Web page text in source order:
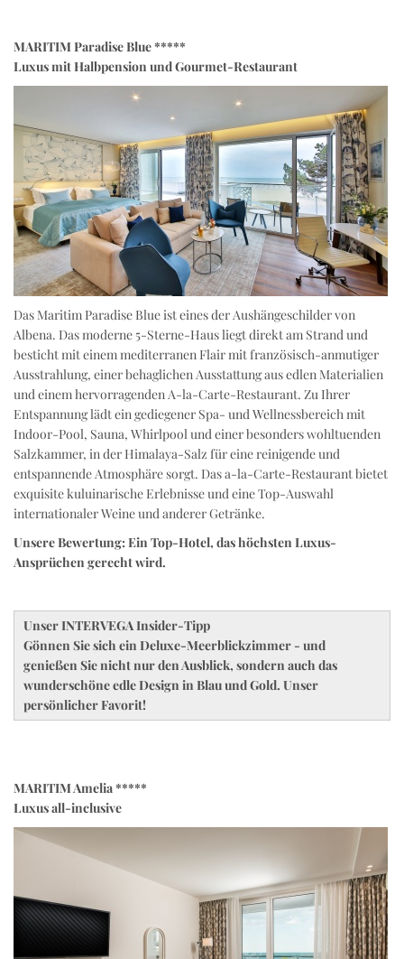
MARITIM Paradise Blue *****
Luxus mit Halbpension und Gourmet-Restaurant
Das Maritim Paradise Blue ist eines der Aushängeschilder von
Albena. Das moderne 5-Sterne-Haus liegt direkt am Strand und
besticht mit einem mediterranen Flair mit französisch-anmutiger
Ausstrahlung, einer behaglichen Ausstattung aus edlen Materialien
und einem hervorragenden A-la-Carte-Restaurant. Zu Ihrer
Entspannung lädt ein gediegener Spa- und Wellnessbereich mit
Indoor-Pool, Sauna, Whirlpool und einer besonders wohltuenden
Salzkammer, in der Himalaya-Salz für eine reinigende und
entspannende Atmosphäre sorgt. Das a-la-Carte-Restaurant bietet
exquisite kuluinarische Erlebnisse und eine Top-Auswahl
internationaler Weine und anderer Getränke.
Unsere Bewertung: Ein Top-Hotel, das höchsten Luxus-
Ansprüchen gerecht wird.
Unser INTERVEGA Insider-Tipp
Gönnen Sie sich ein Deluxe-Meerblickzimmer - und
genießen Sie nicht nur den Ausblick, sondern auch das
wunderschöne edle Design in Blau und Gold. Unser
persönlicher Favorit!
MARITIM Amelia *****
Luxus all-inclusive